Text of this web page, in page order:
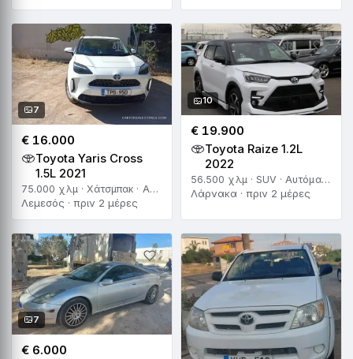
7
€ 16.000
Toyota Yaris Cross
1.5L 2021
75.000 χλμ · Χάτσμπακ · Αυτόματο
Λεμεσός · πριν 2 μέρες
10
€ 19.900
Toyota Raize 1.2L
2022
56.500 χλμ · SUV · Αυτόματο
Λάρνακα · πριν 2 μέρες
7
€ 6.000